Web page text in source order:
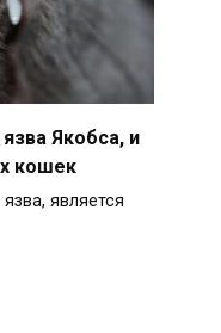
Якобса, и
кошек
является